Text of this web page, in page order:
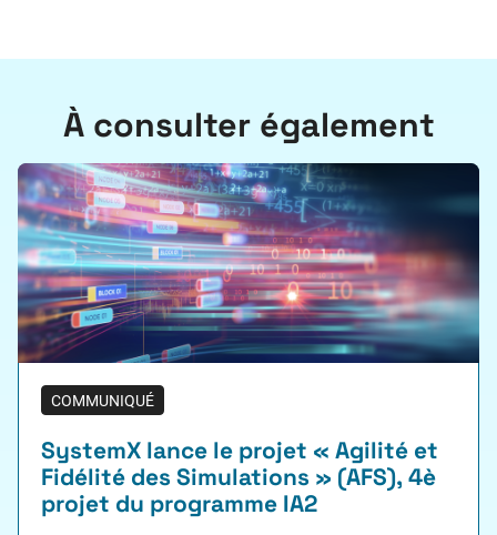
À consulter également
COMMUNIQUÉ
SystemX lance le projet « Agilité et
Fidélité des Simulations » (AFS), 4è
projet du programme IA2